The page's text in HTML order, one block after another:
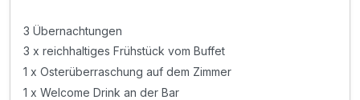
3 Übernachtungen
3 x reichhaltiges Frühstück vom Buffet
1 x Osterüberraschung auf dem Zimmer
1 x Welcome Drink an der Bar